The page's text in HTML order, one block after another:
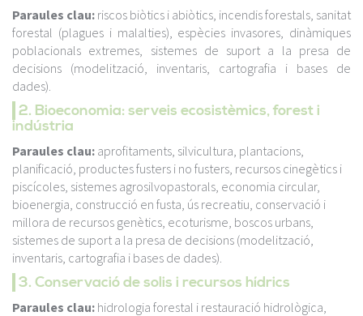
Paraules clau: riscos biòtics i abiòtics, incendis forestals, sanitat
forestal (plagues i malalties), espècies invasores, dinàmiques
poblacionals extremes, sistemes de suport a la presa de
decisions (modelització, inventaris, cartografia i bases de
dades).
2. Bioeconomia: serveis ecosistèmics, forest i
indústria
Paraules clau: aprofitaments, silvicultura, plantacions,
planificació, productes fusters i no fusters, recursos cinegètics i
piscícoles, sistemes agrosilvopastorals, economia circular,
bioenergia, construcció en fusta, ús recreatiu, conservació i
millora de recursos genètics, ecoturisme, boscos urbans,
sistemes de suport a la presa de decisions (modelització,
inventaris, cartografia i bases de dades).
3. Conservació de solis i recursos hídrics
Paraules clau: hidrologia forestal i restauració hidrològica,